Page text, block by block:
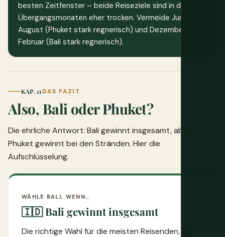
besten Zeitfenster – beide Reiseziele sind in diesen
Übergangsmonaten eher trocken. Vermeide Juni–
August (Phuket stark regnerisch) und Dezember–
Februar (Bali stark regnerisch).
KAP. 11DAS FAZIT
Also, Bali oder Phuket?
Die ehrliche Antwort: Bali gewinnt insgesamt, aber
Phuket gewinnt bei den Stränden. Hier die
Aufschlüsselung.
WÄHLE BALI, WENN…
🇮🇩 Bali gewinnt insgesamt
Die richtige Wahl für die meisten Reisenden, die